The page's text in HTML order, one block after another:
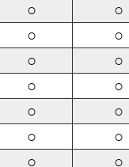
○ ○
○ ○
○ ○
○ ○
○ ○
○ ○
○ ○